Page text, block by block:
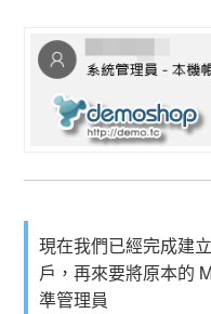
現在我們已經完成建
戶，再來要將原本的
準管理員